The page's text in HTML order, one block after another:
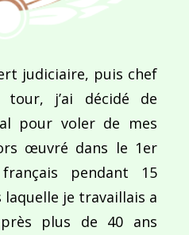
judiciaire, puis chef
tour, j’ai décidé de
pour voler de mes
œuvré dans le 1er
pendant 15
laquelle je travaillais a
plus de 40 ans